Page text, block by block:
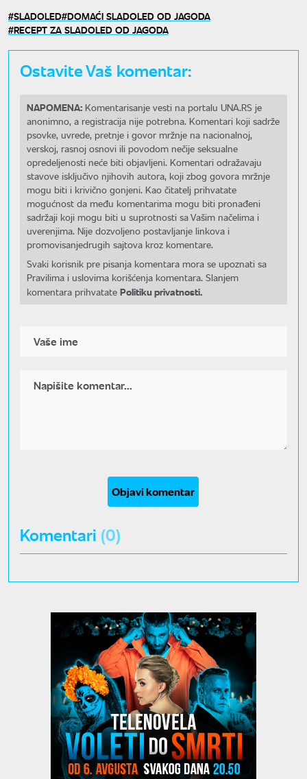
SLADOLED DOMAĆI SLADOLED OD JAGODA
RECEPT ZA SLADOLED OD JAGODA
Ostavite Vaš komentar:
NAPOMENA: Komentarisanje vesti na portalu UNA.RS je
anonimno, a registracija nije potrebna. Komentari koji sadrže
psovke, uvrede, pretnje i govor mržnje na nacionalnoj,
verskoj, rasnoj osnovi ili povodom nečije seksualne
opredeljenosti neće biti objavljeni. Komentari odražavaju
stavove isključivo njihovih autora, koji zbog govora mržnje
mogu biti i krivično gonjeni. Kao čitatelj prihvatate
mogućnost da među komentarima mogu biti pronađeni
sadržaji koji mogu biti u suprotnosti sa Vašim načelima i
uverenjima. Nije dozvoljeno postavljanje linkova i
promovisanjedrugih sajtova kroz komentare.
Svaki korisnik pre pisanja komentara mora se upoznati sa
Pravilima i uslovima korišćenja komentara. Slanjem
komentara prihvatate Politiku privatnosti.
Objavi komentar
Komentari (0)